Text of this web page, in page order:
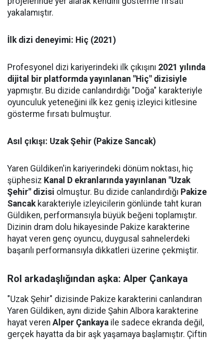
yakalamıştır.
İlk dizi deneyimi: Hiç (2021)
Profesyonel dizi kariyerindeki ilk çıkışını 2021 yılında
dijital bir platformda yayınlanan "Hiç" dizisiyle
yapmıştır. Bu dizide canlandırdığı "Doğa" karakteriyle
oyunculuk yeteneğini ilk kez geniş izleyici kitlesine
gösterme fırsatı bulmuştur.
Asıl çıkışı: Uzak Şehir (Pakize Sancak)
Yaren Güldiken'in kariyerindeki dönüm noktası, hiç
şüphesiz Kanal D ekranlarında yayınlanan "Uzak
Şehir" dizisi olmuştur. Bu dizide canlandırdığı Pakize
Sancakkarakteriyle izleyicilerin gönlünde taht kuran
Güldiken, performansıyla büyük beğeni toplamıştır.
Dizinin dram dolu hikayesinde Pakize karakterine
hayat veren genç oyuncu, duygusal sahnelerdeki
başarılı performansıyla dikkatleri üzerine çekmiştir.
Rol arkadaşlığından aşka: Alper Çankaya
"Uzak Şehir" dizisinde Pakize karakterini canlandıran
Yaren Güldiken, aynı dizide Şahin Albora karakterine
hayat veren Alper Çankaya ile sadece ekranda değil,
gerçek hayatta da bir aşk yaşamaya başlamıştır. Çiftin